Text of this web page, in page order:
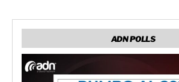
ADN POLLS